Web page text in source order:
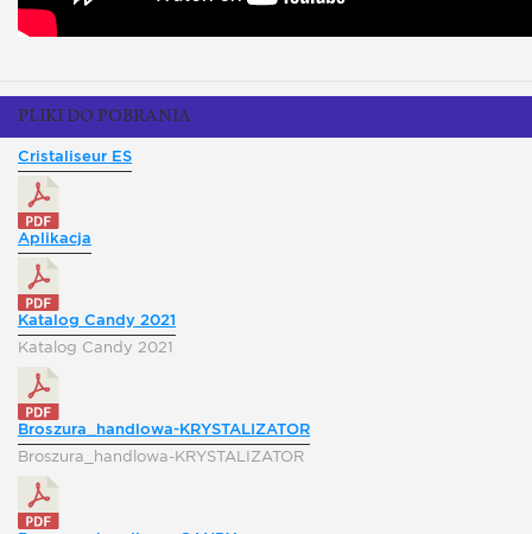
PLIKI DO POBRANIA
Cristaliseur ES
Aplikacja
Katalog Candy 2021
Katalog Candy 2021
Broszura_handlowa-KRYSTALIZATOR
Broszura_handlowa-KRYSTALIZATOR